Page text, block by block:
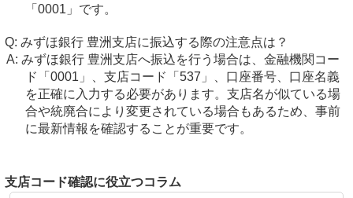
「0001」です。
みずほ銀行 豊洲支店に振込する際の注意点は？
みずほ銀行 豊洲支店へ振込を行う場合は、金融機関コー
ド「0001」、支店コード「537」、口座番号、口座名義
を正確に入力する必要があります。支店名が似ている場
合や統廃合により変更されている場合もあるため、事前
に最新情報を確認することが重要です。
支店コード確認に役立つコラム